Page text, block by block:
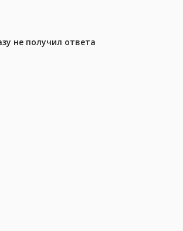
не получил ответа